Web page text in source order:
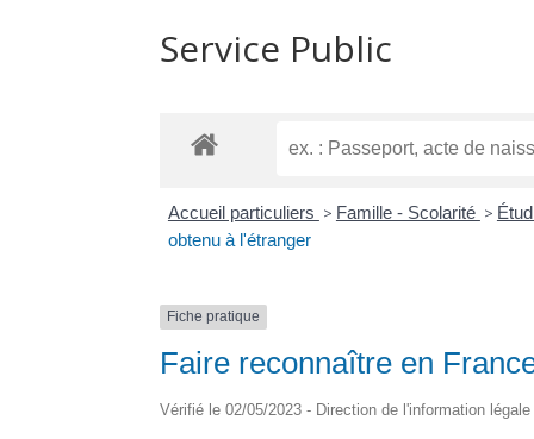
Service Public
Accueil particuliers > Famille - Scolarité >
obtenu à l'étranger
Fiche pratique
Faire reconnaître en
Vérifié le 02/05/2023 - Direction de l'information